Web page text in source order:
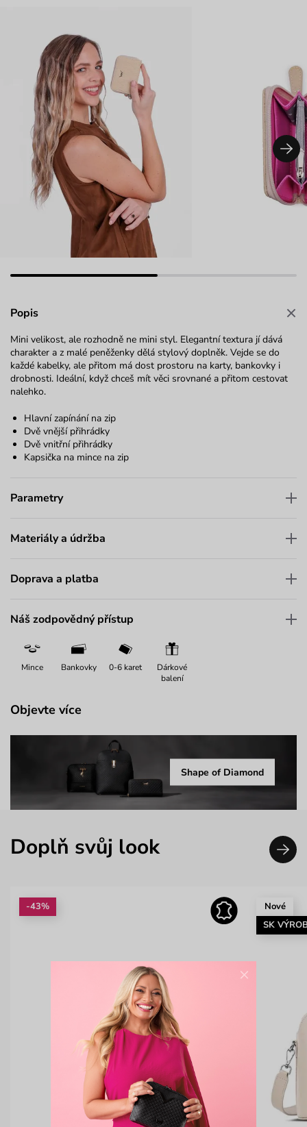
Popis
Mini velikost, ale rozhodně ne mini styl. Elegantní textura jí dává
charakter a z malé peněženky dělá stylový doplněk. Vejde se do
každé kabelky, ale přitom má dost prostoru na karty, bankovky i
drobnosti. Ideální, když chceš mít věci srovnané a přitom cestovat
nalehko.
Hlavní zapínání na zip
Dvě vnější přihrádky
Dvě vnitřní přihrádky
Kapsička na mince na zip
Parametry
Materiály a údržba
Doprava a platba
Náš zodpovědný přístup
Mince Bankovky 0-6 karet
Dárkové
balení
Objevte více
Shape of Diamond
Doplň svůj look
-43%
Nové
SK
×